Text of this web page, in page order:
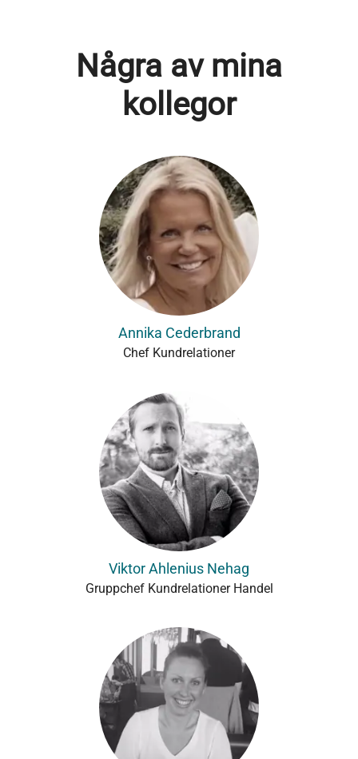
Några av mina
kollegor
Annika Cederbrand
Chef Kundrelationer
Viktor Ahlenius Nehag
Gruppchef Kundrelationer Handel